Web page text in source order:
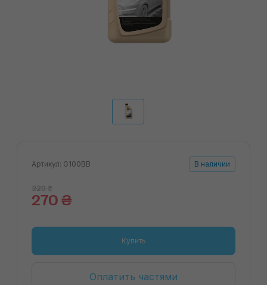
Артикул: G100BB В наличии
320 ₴
270 ₴
Купить
Оплатить частями